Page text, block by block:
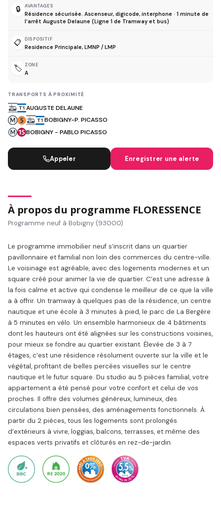
🔒 AVANTAGES
Résidence sécurisée. Ascenseur, digicode, interphone · 1 minute de
l’arrêt Auguste Delaune (Ligne 1 de Tramway et bus)
📋 DISPOSITIF
Residence Principale, LMNP / LMP
🏷️ ZONE
A
TRANSPORTS À PROXIMITÉ
AUGUSTE DELAUNE
BOBIGNY-P. PICASSO
BOBIGNY - PABLO PICASSO
Appeler Enregistrer une alerte
À propos du programme FLORESSENCE
Programme neuf à Bobigny (93000)
Le programme immobilier neuf s’inscrit dans un quartier
pavillonnaire et familial non loin des commerces du centre-ville.
Le voisinage est agréable, avec des logements modernes et un
square créé pour animer la vie de quartier. C’est une adresse à
la fois calme et active qui condense le meilleur de ce que la ville
a à offrir. Un tramway à quelques pas de la résidence, un centre
nautique et une école à 3 minutes à pied, le parc de La Bergère
à 5 minutes en vélo. Un ensemble harmonieux de 4 bâtiments
dont les hauteurs ont été alignées sur les constructions voisines,
pour mieux se fondre au quartier existant. Élevée de 3 à 7
étages, c’est une résidence résolument ouverte sur la ville et le
végétal, profitant de belles percées visuelles sur le centre
nautique et le futur square. Du studio au 5 pièces familial, votre
appartement a été pensé pour votre confort et celui de vos
proches. Il offre des volumes généreux, lumineux, des
circulations bien pensées, des aménagements fonctionnels. À
partir du 2 pièces, tous les logements sont prolongés
d’extérieurs à vivre, loggias, balcons, terrasses, et même des
espaces verts privatifs et clôturés en rez-de-jardin.